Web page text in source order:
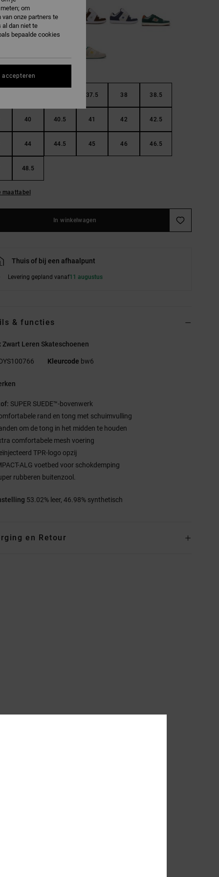
37.5 38 38.5
40 40.5 41 42 42.5
44 44.5 45 46 46.5
48.5
maattabel
In winkelwagen
Thuis of bij een afhaalpunt
Levering gepland vanaf11 augustus
& functies
Zwart Leren Skateschoenen
Kleurcode bw6
SUPER SUEDE™-bovenwerk
rand en tong met schuimvulling
om de tong in het midden te houden
comfortabele mesh voering
TPR-logo opzij
ALG voetbed voor schokdemping
rubberen buitenzool.
53.02% leer, 46.98% synthetisch
en Retour
om
onze partners te
al dan niet te
bepaalde cookies
accepteren